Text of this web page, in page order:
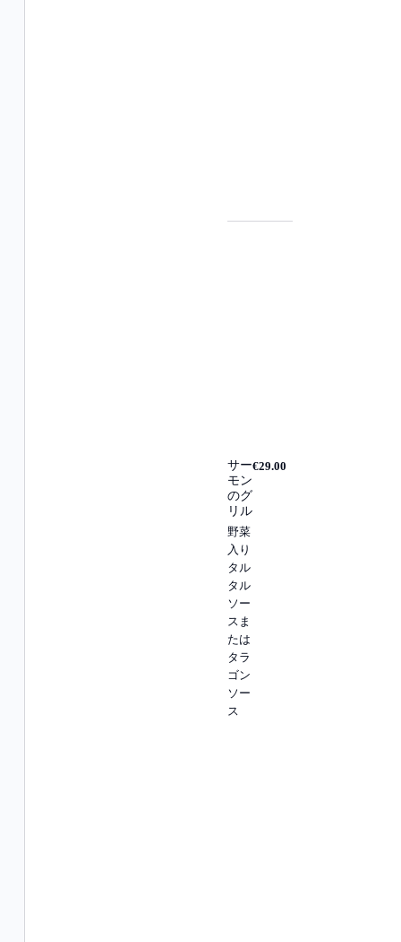
サー
モン
のグ
リル
野菜
入り
タル
タル
ソー
スま
たは
タラ
ゴン
ソー
ス
€29.00